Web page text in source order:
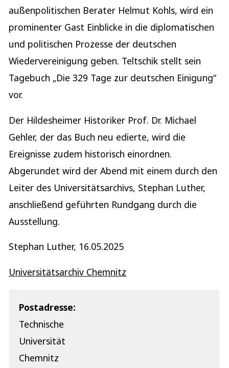
außenpolitischen Berater Helmut Kohls, wird ein
prominenter Gast Einblicke in die diplomatischen
und politischen Prozesse der deutschen
Wiedervereinigung geben. Teltschik stellt sein
Tagebuch „Die 329 Tage zur deutschen Einigung“
vor.
Der Hildesheimer Historiker Prof. Dr. Michael
Gehler, der das Buch neu edierte, wird die
Ereignisse zudem historisch einordnen.
Abgerundet wird der Abend mit einem durch den
Leiter des Universitätsarchivs, Stephan Luther,
anschließend geführten Rundgang durch die
Ausstellung.
Stephan Luther, 16.05.2025
Universitätsarchiv Chemnitz
Postadresse:
Technische
Universität
Chemnitz